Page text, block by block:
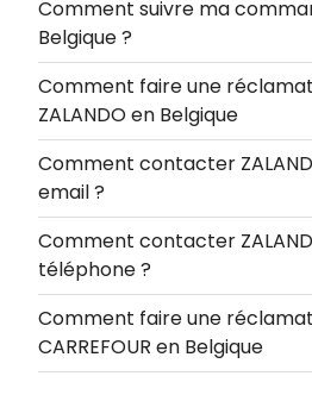
Comment suivre ma
Belgique ?
Comment faire une
ZALANDO en Belgique
Comment contacter
email ?
Comment contacter
téléphone ?
Comment faire une
CARREFOUR en Belgique